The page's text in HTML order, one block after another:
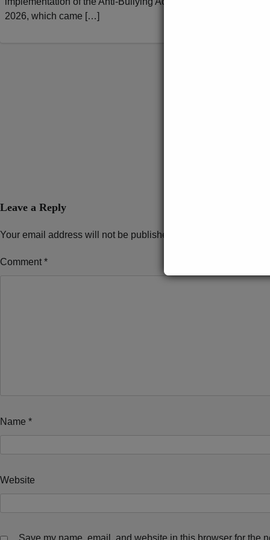
2026, which came […]
Leave a Reply
Your email address will not be published.
Comment *
Name *
Website
Save my name, email, and website in this browser for the